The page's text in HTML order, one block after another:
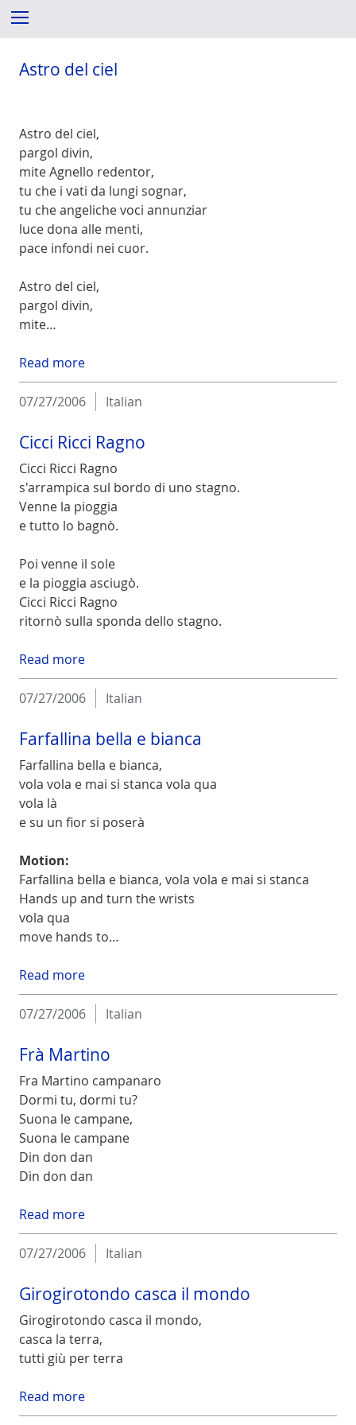
Astro del ciel
Astro del ciel,
pargol divin,
mite Agnello redentor,
tu che i vati da lungi sognar,
tu che angeliche voci annunziar
luce dona alle menti,
pace infondi nei cuor.
Astro del ciel,
pargol divin,
mite…
Read more
07/27/2006 Italian
Cicci Ricci Ragno
Cicci Ricci Ragno
s'arrampica sul bordo di uno stagno.
Venne la pioggia
e tutto lo bagnò.
Poi venne il sole
e la pioggia asciugò.
Cicci Ricci Ragno
ritornò sulla sponda dello stagno.
Read more
07/27/2006 Italian
Farfallina bella e bianca
Farfallina bella e bianca,
vola vola e mai si stanca vola qua
vola là
e su un fior si poserà
Motion:
Farfallina bella e bianca, vola vola e mai si stanca
Hands up and turn the wrists
vola qua
move hands to…
Read more
07/27/2006 Italian
Frà Martino
Fra Martino campanaro
Dormi tu, dormi tu?
Suona le campane,
Suona le campane
Din don dan
Din don dan
Read more
07/27/2006 Italian
Girogirotondo casca il mondo
Girogirotondo casca il mondo,
casca la terra,
tutti giù per terra
Read more